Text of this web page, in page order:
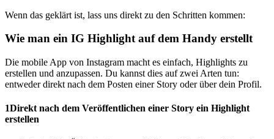
Wenn das geklärt ist, lass uns direkt zu den Schritten kommen:
Wie man ein IG Highlight auf dem Handy erstellt
Die mobile App von Instagram macht es einfach, Highlights zu
erstellen und anzupassen. Du kannst dies auf zwei Arten tun:
entweder direkt nach dem Posten einer Story oder über dein Profil.
1Direkt nach dem Veröffentlichen einer Story ein Highlight
erstellen